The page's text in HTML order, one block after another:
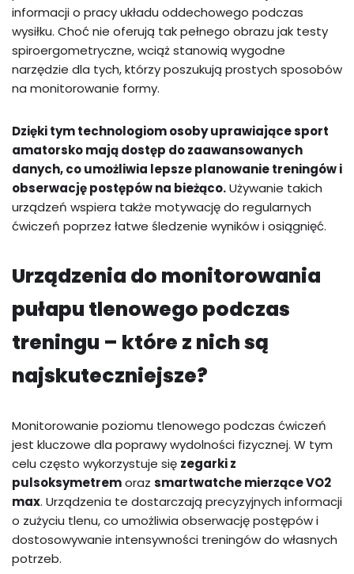
informacji o pracy układu oddechowego podczas
wysiłku. Choć nie oferują tak pełnego obrazu jak testy
spiroergometryczne, wciąż stanowią wygodne
narzędzie dla tych, którzy poszukują prostych sposobów
na monitorowanie formy.
Dzięki tym technologiom osoby uprawiające sport
amatorsko mają dostęp do zaawansowanych
danych, co umożliwia lepsze planowanie treningów i
obserwację postępów na bieżąco.Używanie takich
urządzeń wspiera także motywację do regularnych
ćwiczeń poprzez łatwe śledzenie wyników i osiągnięć.
Urządzenia do monitorowania
pułapu tlenowego podczas
treningu – które z nich są
najskuteczniejsze?
Monitorowanie poziomu tlenowego podczas ćwiczeń
jest kluczowe dla poprawy wydolności fizycznej. W tym
celu często wykorzystuje się zegarki z
pulsoksymetremoraz smartwatche mierzące VO2
max. Urządzenia te dostarczają precyzyjnych informacji
o zużyciu tlenu, co umożliwia obserwację postępów i
dostosowywanie intensywności treningów do własnych
potrzeb.